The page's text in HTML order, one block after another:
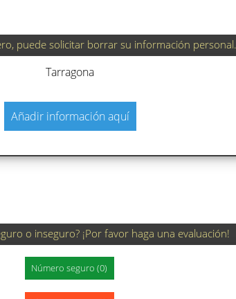
puede solicitar borrar su información personal.
Tarragona
Añadir información aquí
o inseguro? ¡Por favor haga una evaluación!